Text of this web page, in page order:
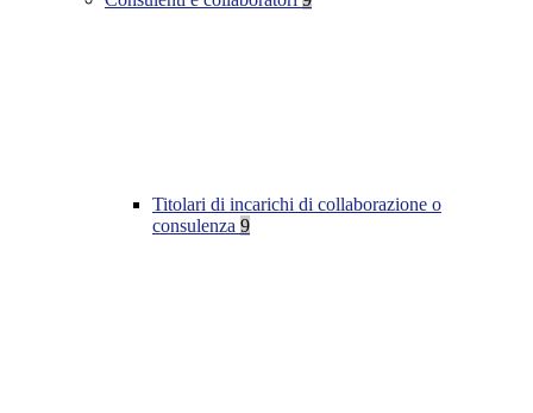
Titolari di incarichi di collaborazione o
consulenza 9